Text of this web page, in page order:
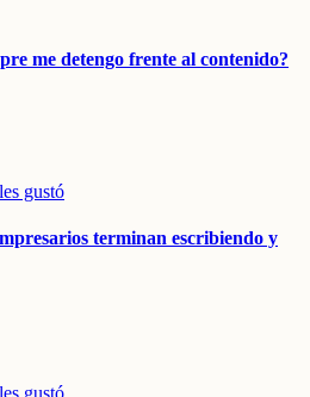
me detengo frente al contenido?
gustó
terminan escribiendo y
gustó